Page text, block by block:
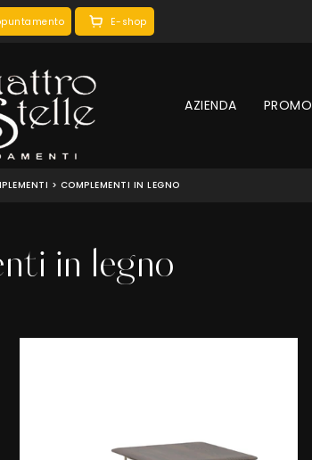
E-shop
AZIENDA PROMO
> COMPLEMENTI IN LEGNO
in legno